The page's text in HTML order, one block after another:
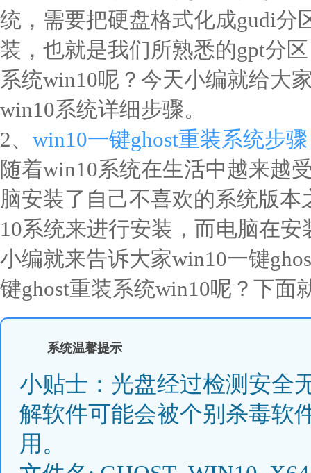
统，需要把硬盘格式化成gudi分
装，也就是我们所熟悉的gpt分
系统win10呢？今天小编就给大
win10系统详细步骤。
2、 win10一键ghost重装系统步骤
随着win10系统在生活中越来越
脑安装了自己不喜欢的系统版
10系统来进行安装，而电脑在
小编就来告诉大家win10一键
键ghost重装系统win10呢？下面
系统温馨提示
小贴士：光盘经过检测安全
解软件可能会被个别杀毒软
用。